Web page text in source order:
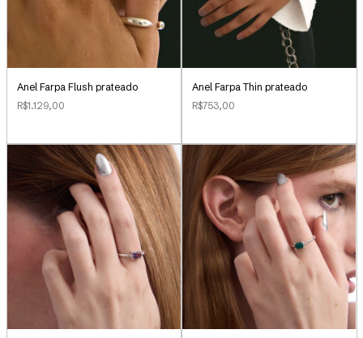
Anel Farpa Flush prateado
R$1.129,00
Anel Farpa Thin prateado
R$753,00